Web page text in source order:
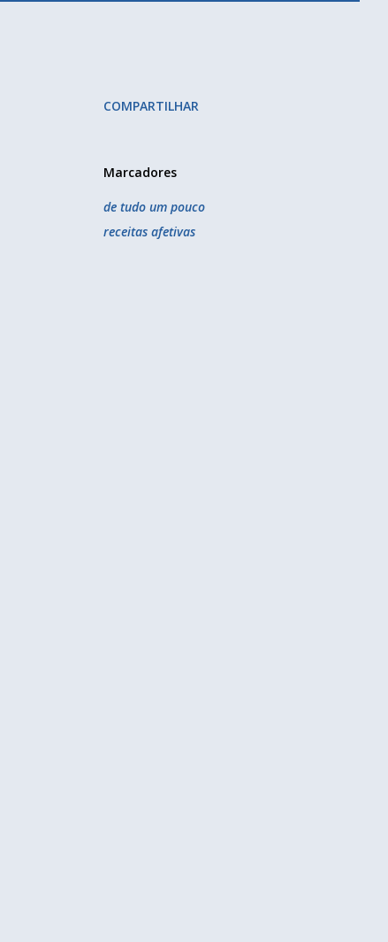
COMPARTILHAR
Marcadores
de tudo um pouco
receitas afetivas